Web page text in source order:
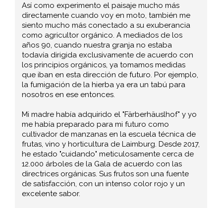
Así como experimento el paisaje mucho más
directamente cuando voy en moto, también me
siento mucho más conectado a su exuberancia
como agricultor orgánico. A mediados de los
años 90, cuando nuestra granja no estaba
todavía dirigida exclusivamente de acuerdo con
los principios orgánicos, ya tomamos medidas
que iban en esta dirección de futuro. Por ejemplo,
la fumigación de la hierba ya era un tabú para
nosotros en ese entonces.
Mi madre había adquirido el "Färberhäuslhof" y yo
me había preparado para mi futuro como
cultivador de manzanas en la escuela técnica de
frutas, vino y horticultura de Laimburg. Desde 2017,
he estado "cuidando" meticulosamente cerca de
12.000 árboles de la Gala de acuerdo con las
directrices orgánicas. Sus frutos son una fuente
de satisfacción, con un intenso color rojo y un
excelente sabor.